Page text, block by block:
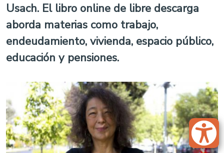
Usach. El libro online de libre descarga
aborda materias como trabajo,
endeudamiento, vivienda, espacio público,
educación y pensiones.